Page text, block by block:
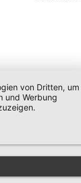
von Dritten, um
und Werbung